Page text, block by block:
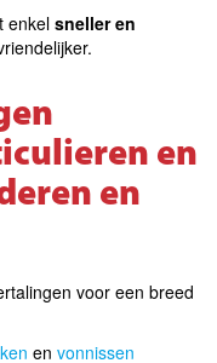
enkel sneller en
en
en
voor een breed
en vonnissen